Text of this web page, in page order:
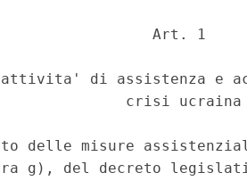
Art. 1
attivita' di assistenza e
crisi
delle misure
g), del decreto